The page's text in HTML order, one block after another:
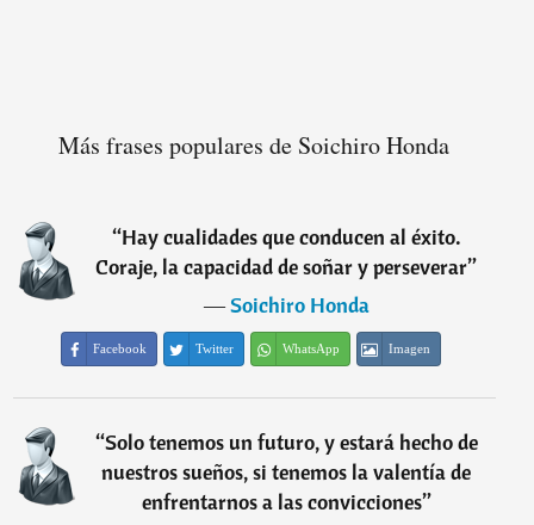
Más frases populares de Soichiro Honda
“Hay cualidades que conducen al éxito.
Coraje, la capacidad de soñar y perseverar”
―Soichiro Honda
Facebook Twitter WhatsApp Imagen
“Solo tenemos un futuro, y estará hecho de
nuestros sueños, si tenemos la valentía de
enfrentarnos a las convicciones”